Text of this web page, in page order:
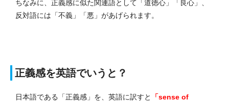
ちなみに、正義感に似た関連語として「道徳心」「良心」、
反対語には「不義」「悪」があげられます。
正義感を英語でいうと？
日本語である「正義感」を、英語に訳すと
「sense of